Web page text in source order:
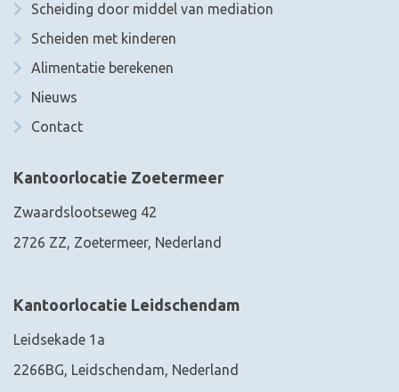
Scheiding door middel van mediation
Scheiden met kinderen
Alimentatie berekenen
Nieuws
Contact
Kantoorlocatie Zoetermeer
Zwaardslootseweg 42
2726 ZZ, Zoetermeer, Nederland
Kantoorlocatie Leidschendam
Leidsekade 1a
2266BG, Leidschendam, Nederland